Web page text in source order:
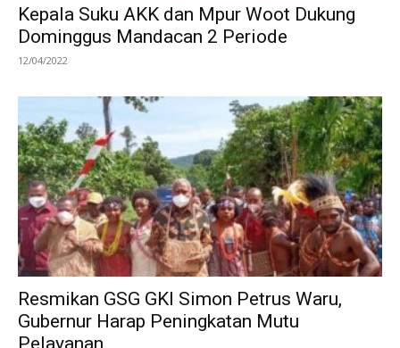
Kepala Suku AKK dan Mpur Woot Dukung
Dominggus Mandacan 2 Periode
12/04/2022
Resmikan GSG GKI Simon Petrus Waru,
Gubernur Harap Peningkatan Mutu
Pelayanan